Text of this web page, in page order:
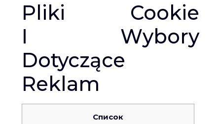
Pliki Cookie
I Wybory
Dotyczące
Reklam
Список